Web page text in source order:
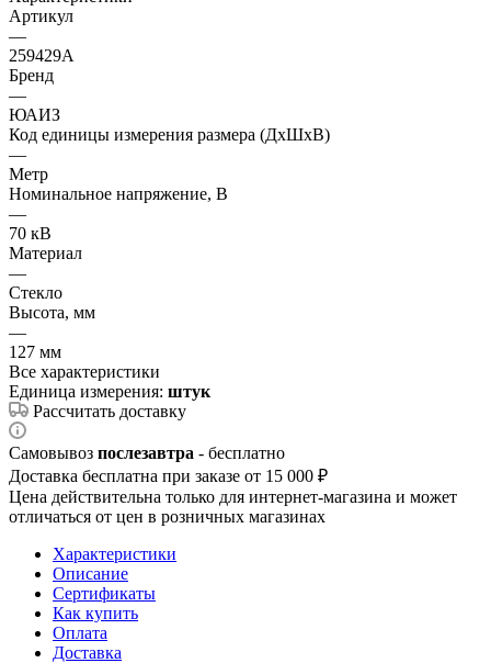
Артикул
—
259429А
Бренд
—
ЮАИЗ
Код единицы измерения размера (ДхШхВ)
—
Метр
Номинальное напряжение, В
—
70 кВ
Материал
—
Стекло
Высота, мм
—
127 мм
Все характеристики
Единица измерения: штук
Рассчитать доставку
Самовывоз послезавтра - бесплатно
Доставка бесплатна при заказе от 15 000 ₽
Цена действительна только для интернет-магазина и может
отличаться от цен в розничных магазинах
Характеристики
Описание
Сертификаты
Как купить
Оплата
Доставка